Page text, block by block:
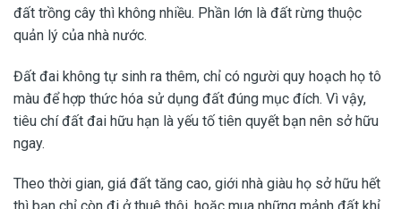
đất trồng cây thì không nhiều. Phần lớn là đất rừng thuộc
quản lý của nhà nước.
Đất đai không tự sinh ra thêm, chỉ có người quy hoạch họ tô
màu để hợp thức hóa sử dụng đất đúng mục đích. Vì vậy,
tiêu chí đất đai hữu hạn là yếu tố tiên quyết bạn nên sở hữu
ngay.
Theo thời gian, giá đất tăng cao, giới nhà giàu họ sở hữu hết